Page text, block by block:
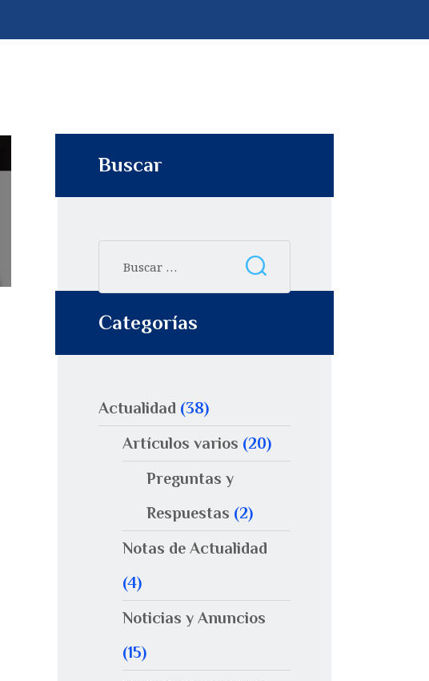
Buscar
Categorías
Actualidad (38)
Artículos varios (20)
Preguntas y
Respuestas (2)
Notas de Actualidad
(4)
Noticias y Anuncios
(15)
i